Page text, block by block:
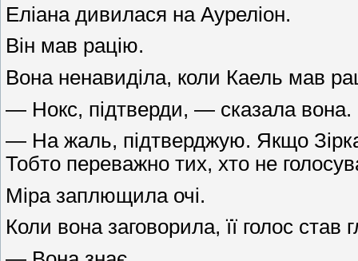
Еліана дивилася на Ауреліон.
Він мав рацію.
Вона ненавиділа, коли Каель мав
— Нокс, підтверди, — сказала вона.
— На жаль, підтверджую. Якщо Зірка
Тобто переважно тих, хто не
Міра заплющила очі.
Коли вона заговорила, її голос став